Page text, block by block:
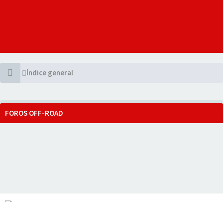
Índice general
FOROS OFF-ROAD